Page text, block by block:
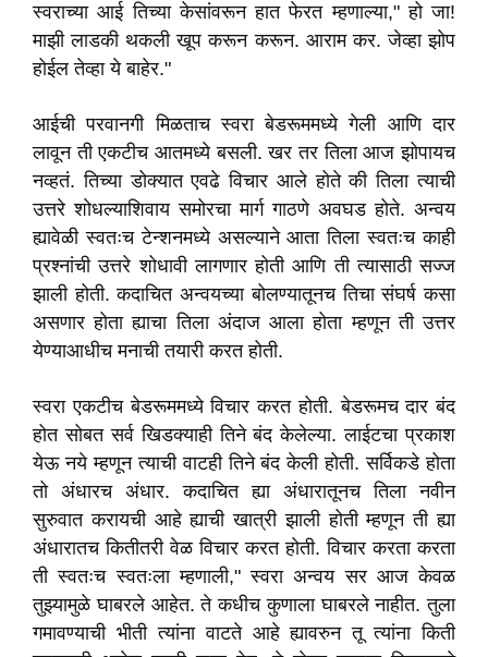
स्वराच्या आई तिच्या केसांवरून हात फेरत म्हणाल्या," हो जा!
माझी लाडकी थकली खूप करून करून. आराम कर. जेव्हा झोप
होईल तेव्हा ये बाहेर."
आईची परवानगी मिळताच स्वरा बेडरूममध्ये गेली आणि दार
लावून ती एकटीच आतमध्ये बसली. खर तर तिला आज झोपायच
नव्हतं. तिच्या डोक्यात एवढे विचार आले होते की तिला त्याची
उत्तरे शोधल्याशिवाय समोरचा मार्ग गाठणे अवघड होते. अन्वय
ह्यावेळी स्वतःच टेन्शनमध्ये असल्याने आता तिला स्वतःच काही
प्रश्नांची उत्तरे शोधावी लागणार होती आणि ती त्यासाठी सज्ज
झाली होती. कदाचित अन्वयच्या बोलण्यातूनच तिचा संघर्ष कसा
असणार होता ह्याचा तिला अंदाज आला होता म्हणून ती उत्तर
येण्याआधीच मनाची तयारी करत होती.
स्वरा एकटीच बेडरूममध्ये विचार करत होती. बेडरूमच दार बंद
होत सोबत सर्व खिडक्याही तिने बंद केलेल्या. लाईटचा प्रकाश
येऊ नये म्हणून त्याची वाटही तिने बंद केली होती. सर्विकडे होता
तो अंधारच अंधार. कदाचित ह्या अंधारातूनच तिला नवीन
सुरुवात करायची आहे ह्याची खात्री झाली होती म्हणून ती ह्या
अंधारातच कितीतरी वेळ विचार करत होती. विचार करता करता
ती स्वतःच स्वतःला म्हणाली," स्वरा अन्वय सर आज केवळ
तुझ्यामुळे घाबरले आहेत. ते कधीच कुणाला घाबरले नाहीत. तुला
गमावण्याची भीती त्यांना वाटते आहे ह्यावरुन तू त्यांना किती